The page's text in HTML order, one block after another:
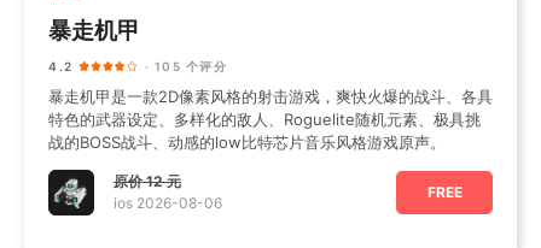
暴走机甲
4.2 · 105 个评分
暴走机甲是一款2D像素风格的射击游戏，爽快火爆的战斗、各具
特色的武器设定、多样化的敌人、Roguelite随机元素、极具挑
战的BOSS战斗、动感的low比特芯片音乐风格游戏原声。
原价12 元
ios 2026-08-06
FREE